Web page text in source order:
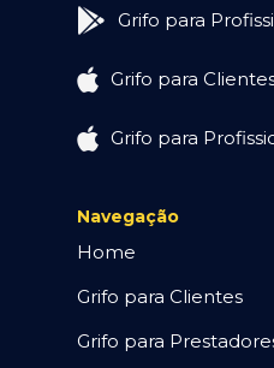
Grifo para
Grifo para
Grifo para
Navegação
Home
Grifo para Clientes
Grifo para